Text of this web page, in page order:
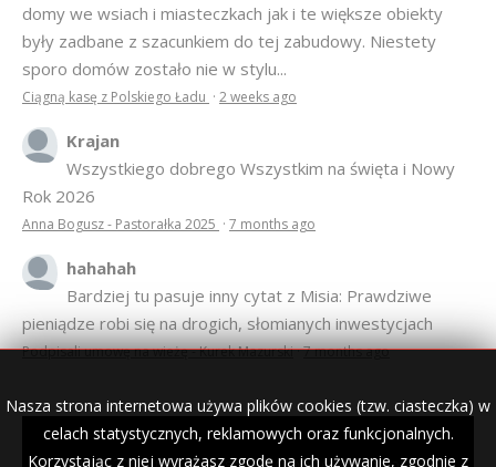
domy we wsiach i miasteczkach jak i te większe obiekty
były zadbane z szacunkiem do tej zabudowy. Niestety
sporo domów zostało nie w stylu...
Ciągną kasę z Polskiego Ładu · 2 weeks ago
Krajan
Wszystkiego dobrego Wszystkim na święta i Nowy
Rok 2026
Anna Bogusz - Pastorałka 2025 · 7 months ago
hahahah
Bardziej tu pasuje inny cytat z Misia: Prawdziwe
pieniądze robi się na drogich, słomianych inwestycjach
Podpisali umowę na wieżę - Kurek Mazurski·7 months ago
Nasza strona internetowa używa plików cookies (tzw. ciasteczka) w
celach statystycznych, reklamowych oraz funkcjonalnych.
Korzystając z niej wyrażasz zgodę na ich używanie, zgodnie z